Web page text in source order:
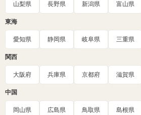
山梨県 長野県 新潟県 富山県
東海
愛知県 静岡県 岐阜県 三重県
関西
大阪府 兵庫県 京都府 滋賀県
中国
岡山県 広島県 鳥取県 島根県